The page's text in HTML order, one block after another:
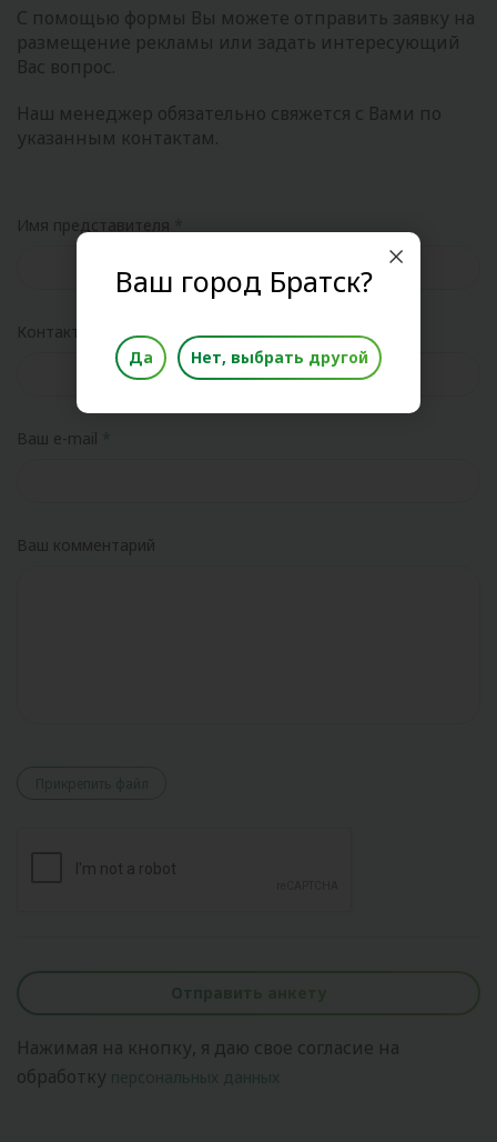
С помощью формы Вы можете отправить заявку на
размещение рекламы или задать интересующий
Вас вопрос.
Наш менеджер обязательно свяжется с Вами по
указанным контактам.
Имя представителя
Контактный телефон
Ваш e-mail
Ваш комментарий
Прикрепить файл
Отправить анкету
Нажимая на кнопку, я даю свое согласие на
обработку персональных данных
Ваш город Братск?
Да Нет, выбрать другой